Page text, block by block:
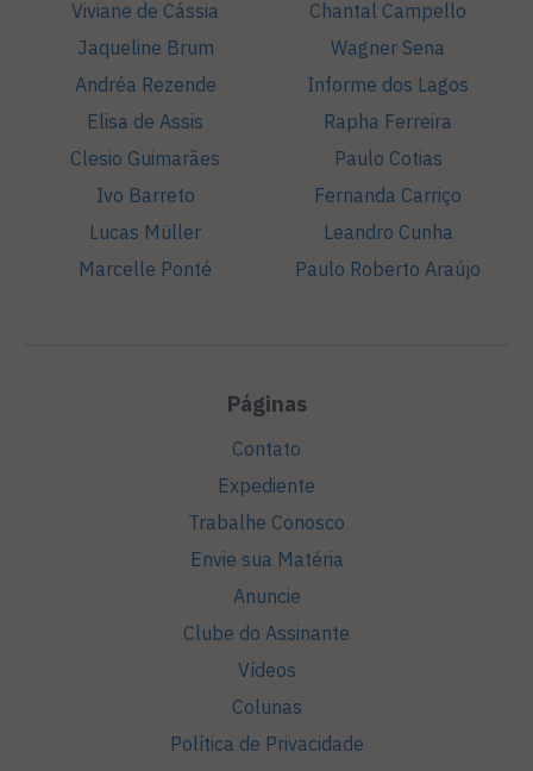
Viviane de Cássia
Jaqueline Brum
Andréa Rezende
Elisa de Assis
Clesio Guimarães
Ivo Barreto
Lucas Müller
Marcelle Ponté
Chantal Campello
Wagner Sena
Informe dos Lagos
Rapha Ferreira
Paulo Cotias
Fernanda Carriço
Leandro Cunha
Paulo Roberto Araújo
Páginas
Contato
Expediente
Trabalhe Conosco
Envie sua Matéria
Anuncie
Clube do Assinante
Vídeos
Colunas
Política de Privacidade